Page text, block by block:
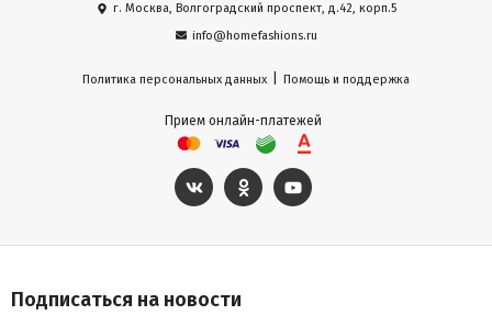
г. Москва, Волгоградский проспект, д.42, корп.5
info@homefashions.ru
Политика персональных данных Помощь и поддержка
Прием онлайн-платежей
Подписаться на новости